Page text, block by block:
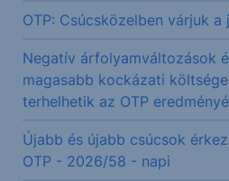
OTP: Csúcsközelben várjuk a
Negatív árfolyamváltozások
magasabb kockázati
terhelhetik az OTP
Újabb és újabb csúcsok
OTP - 2026/58 - napi